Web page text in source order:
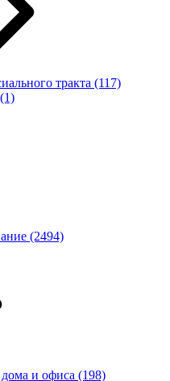
тракта (117)
(1)
(2494)
и офиса (198)